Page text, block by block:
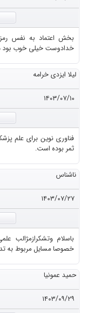
بخش اعتماد به نفس
خدادوست خیلی خوب بود
لیلا ایزدی خرامه
۱۴۰۳/۰۷/۱۰
فناوری نوین برای علم
ثمر بوده است.
ناشناس
۱۴۰۳/۰۷/۲۷
باسلام وتشکرازمژالب
خصوصا مسایل مربوط به
حمید عمونیا
۱۴۰۳/۰۹/۲۹